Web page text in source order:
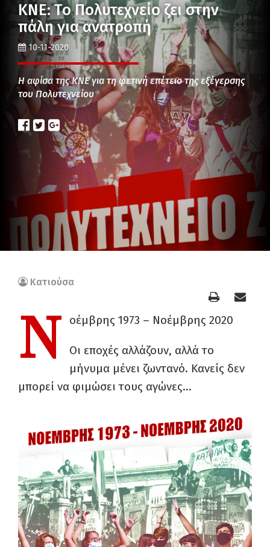
ΚΝΕ: Το Πολυτεχνείο ζει στην
πάλη για ανατροπή
10-11-2020
Η αφίσα της ΚΝΕ για τη φετινή επέτειο της εξέγερσης
του Πολυτεχνείου
Κατιούσα
Ν οέμβρης 1973 – Νοέμβρης 2020
Οι εποχές αλλάζουν, αλλά το
μήνυμα μένει ζωντανό. Κανείς δεν
μπορεί να φιμώσει τους αγώνες…